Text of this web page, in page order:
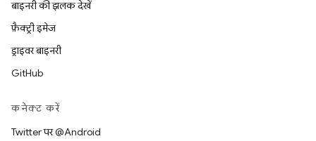
बाइनरी की झलक देखें
फ़ैक्ट्री इमेज
ड्राइवर बाइनरी
GitHub
कनेक्ट करें
Twitter पर @Android